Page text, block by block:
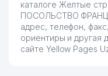
77 АРУТЮНЯНС
78 UZRENTEK
79 KRESTON
каталоге Желтые
ПОСОЛЬСТВО
адрес, телефон,
ориентиры и другая
сайте Yellow Pages